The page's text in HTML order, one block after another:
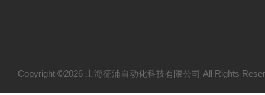
Copyright ©2026 上海征浦自动化科技有限公司 All Rights